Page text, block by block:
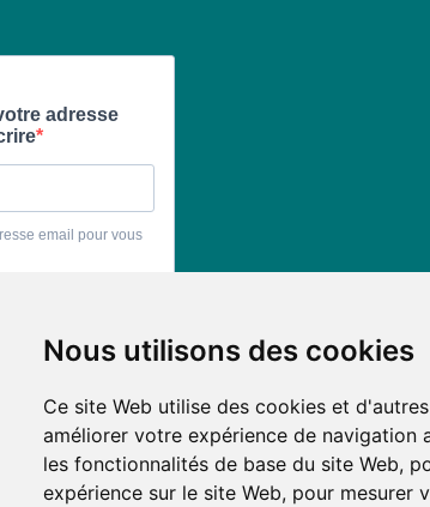
Nous utilisons des cookies
Ce site Web utilise des cookies et
améliorer votre expérience de navigation
les fonctionnalités de base du site Web,
expérience sur le site Web, pour mesurer